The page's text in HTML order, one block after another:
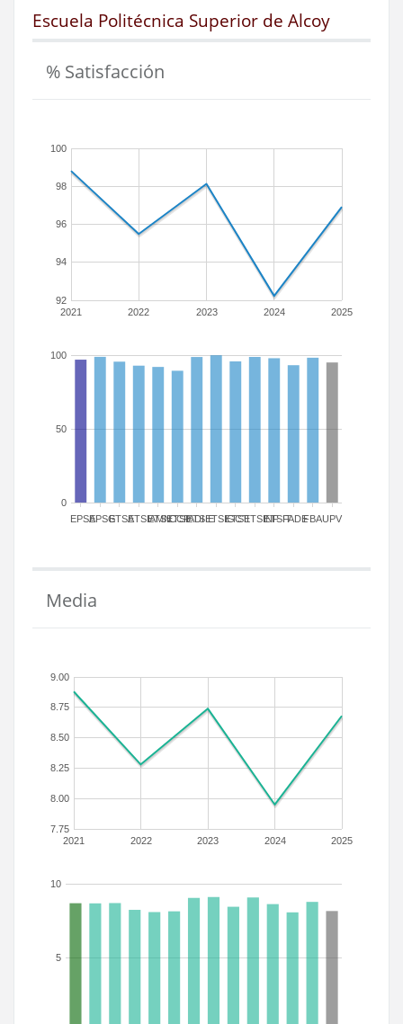
Escuela Politécnica Superior de Alcoy
% Satisfacción
2021 2022 2023 2024 2025
92
94
96
98
100
EPSAEPSGETSAETSIAMN
ETSICCP
ETSIADI
ETSIEETSIGCT
ETSIIETSINFETSITFADEFBAUPV
0
50
100
Media
2021 2022 2023 2024 2025
7.75
8.00
8.25
8.50
8.75
9.00
5
10